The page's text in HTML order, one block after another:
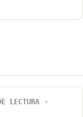
LECTURA